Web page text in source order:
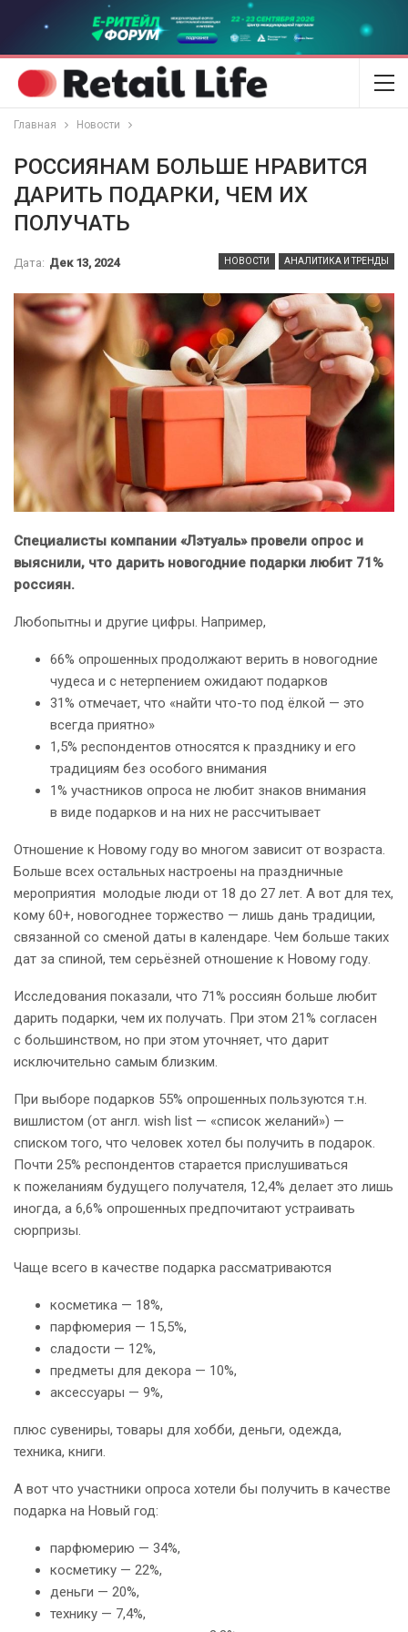
Главная Новости
РОССИЯНАМ БОЛЬШЕ НРАВИТСЯ
ДАРИТЬ ПОДАРКИ, ЧЕМ ИХ
ПОЛУЧАТЬ
НОВОСТИ АНАЛИТИКА И ТРЕНДЫ
Дата: Дек 13, 2024
Специалисты компании «Лэтуаль» провели опрос и
выяснили, что дарить новогодние подарки любит 71%
россиян.
Любопытны и другие цифры. Например,
66% опрошенных продолжают верить в новогодние
чудеса и с нетерпением ожидают подарков
31% отмечает, что «найти что-то под ёлкой — это
всегда приятно»
1,5% респондентов относятся к празднику и его
традициям без особого внимания
1% участников опроса не любит знаков внимания
в виде подарков и на них не рассчитывает
Отношение к Новому году во многом зависит от возраста.
Больше всех остальных настроены на праздничные
мероприятия молодые люди от 18 до 27 лет. А вот для тех,
кому 60+, новогоднее торжество — лишь дань традиции,
связанной со сменой даты в календаре. Чем больше таких
дат за спиной, тем серьёзней отношение к Новому году.
Исследования показали, что 71% россиян больше любит
дарить подарки, чем их получать. При этом 21% согласен
с большинством, но при этом уточняет, что дарит
исключительно самым близким.
При выборе подарков 55% опрошенных пользуются т.н.
вишлистом (от англ. wish list — «список желаний») —
списком того, что человек хотел бы получить в подарок.
Почти 25% респондентов старается прислушиваться
к пожеланиям будущего получателя, 12,4% делает это лишь
иногда, а 6,6% опрошенных предпочитают устраивать
сюрпризы.
Чаще всего в качестве подарка рассматриваются
косметика — 18%,
парфюмерия — 15,5%,
сладости — 12%,
предметы для декора — 10%,
аксессуары — 9%,
плюс сувениры, товары для хобби, деньги, одежда,
техника, книги.
А вот что участники опроса хотели бы получить в качестве
подарка на Новый год:
парфюмерию — 34%,
косметику — 22%,
деньги — 20%,
технику — 7,4%,